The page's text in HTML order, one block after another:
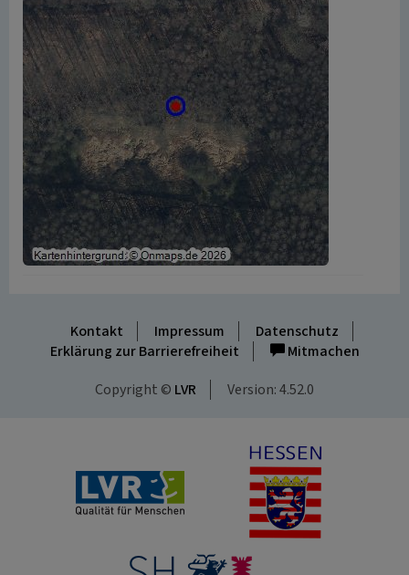
Kontakt Impressum
Datenschutz
Erklärung zur Barrierefreiheit
Mitmachen
Copyright © LVR Version: 4.52.0